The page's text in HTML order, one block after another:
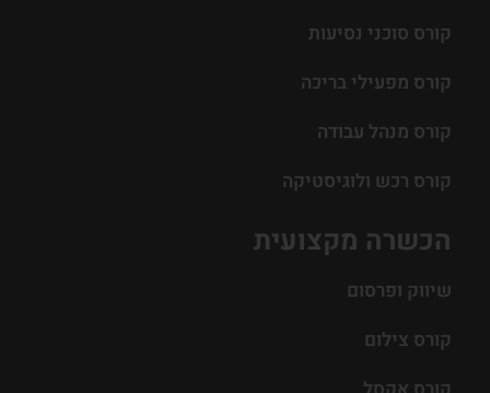
הכשרה מקצועית
שיווק ופרסום
קורס צילום
קורס סוכני נסיעות
קורס מפעילי בריכה
קורס מנהל עבודה
קורס רכש ולוגיסטיקה